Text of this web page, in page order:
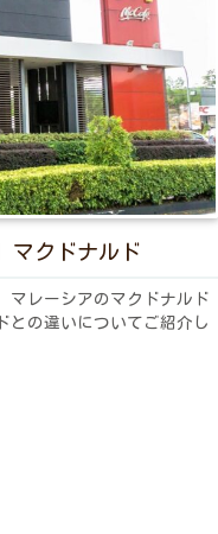
マクドナルド
マレーシアのマクドナルド
との違いについてご紹介し